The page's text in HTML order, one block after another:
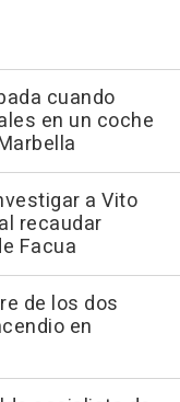
cuando
en un coche
a Vito
recaudar
Facua
de los dos
en